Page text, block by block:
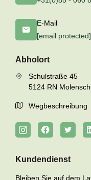
E-Mail
[email protected]
Abholort
Schulstraße 45
5124 RN
Wegbeschreibung
Kundendienst
Bleiben Sie auf dem